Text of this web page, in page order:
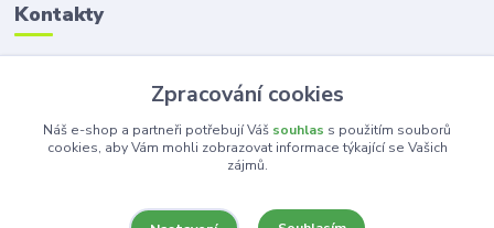
Kontakty
Zákaznická podpora
+420 603 100 966
(Po-Pá, 8-16 hod.)
Zpracování cookies
Náš e-shop a partneři potřebují Váš souhlas s použitím souborů
cookies, aby Vám mohli zobrazovat informace týkající se Vašich
zájmů.